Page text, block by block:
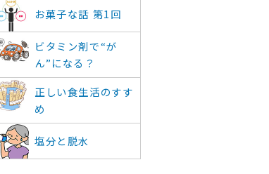
お菓子な話 第1回
ビタミン剤で“が
ん”になる？
正しい食生活のすす
め
塩分と脱水